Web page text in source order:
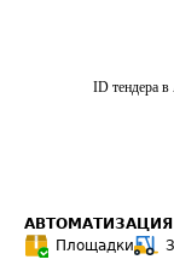
ID тендера
Площадки